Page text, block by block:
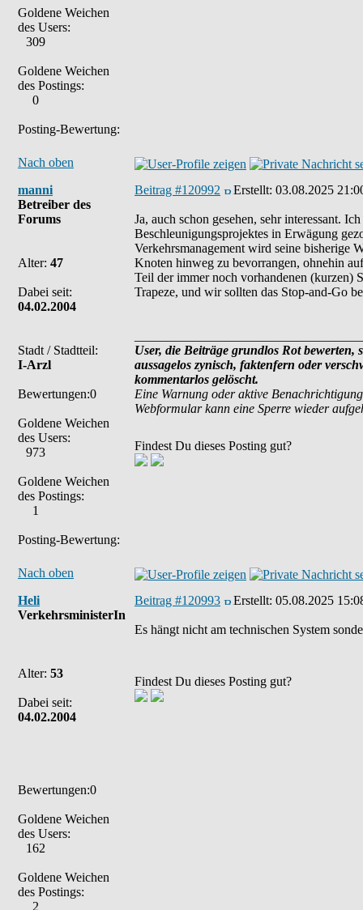
Goldene Weichen
des Users:
309
Goldene Weichen
des Postings:
0
Posting-Bewertung:
Nach oben
manni
Betreiber des
Forums
Alter: 47
Dabei seit:
04.02.2004
Stadt / Stadtteil:
I-Arzl
Bewertungen:0
Goldene Weichen
des Users:
973
Goldene Weichen
des Postings:
1
Posting-Bewertung:
Beitrag #120992 Erstellt: 03.08.2025
Ja, auch schon gesehen, sehr interessant.
Beschleunigungsprojektes in Erwägung
Verkehrsmanagement wird seine bisherige
Knoten hinweg zu bevorrangen, ohnehin
Teil der immer noch vorhandenen (kurzen)
Trapeze, und wir sollten das Stop-and-Go
User, die Beiträge grundlos Rot
aussagelos zynisch, faktenfern oder
kommentarlos gelöscht.
Eine Warnung oder aktive
Webformular kann eine Sperre wieder
Findest Du dieses Posting gut?
Nach oben
Heli
VerkehrsministerIn
Alter: 53
Dabei seit:
04.02.2004
Bewertungen:0
Goldene Weichen
des Users:
162
Goldene Weichen
des Postings:
2
Beitrag #120993 Erstellt: 05.08.2025
Es hängt nicht am technischen System
Findest Du dieses Posting gut?